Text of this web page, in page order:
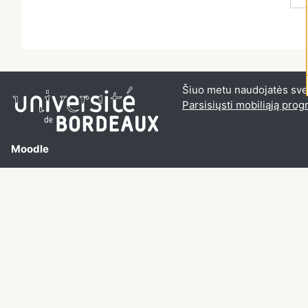
Moodle
Šiuo metu naudojatės
Parsisiųsti mobiliąją